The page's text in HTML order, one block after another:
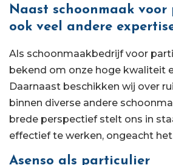
Naast schoonmaak
ook veel andere
Als schoonmaakbedrijf voor
bekend om onze hoge kwaliteit
Daarnaast beschikken wij over
binnen diverse andere
brede perspectief stelt ons in
effectief te werken, ongeacht
Asenso als particulier